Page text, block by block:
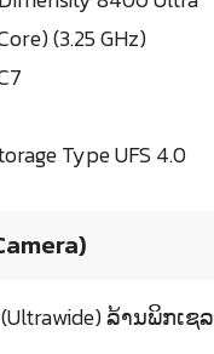
(3.25 GHz)
Type UFS 4.0
ລ້ານພິກເຊລ